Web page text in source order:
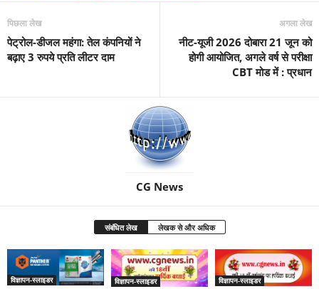
पिछला लेख
पेट्रोल-डीजल महंगा: तेल कंपनियों ने
बढ़ाए 3 रुपये प्रति लीटर दाम
अगला लेख
नीट-यूजी 2026 दोबारा 21 जून को
होगी आयोजित, अगले वर्ष से परीक्षा
CBT मोड में : प्रधान
CG News
संबंधित लेख लेखक से और अधिक
विज्ञापन-स्लाइडर विज्ञापन-स्लाइडर विज्ञापन-स्लाइडर